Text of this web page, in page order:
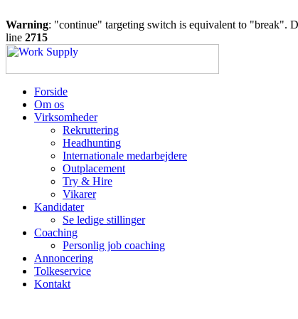
Warning: "continue" targeting switch is equivalent to "break".
line 2715
Forside
Om os
Virksomheder
Rekruttering
Headhunting
Internationale medarbejdere
Outplacement
Try & Hire
Vikarer
Kandidater
Se ledige stillinger
Coaching
Personlig job coaching
Annoncering
Tolkeservice
Kontakt